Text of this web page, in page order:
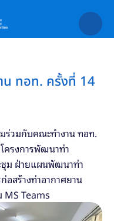
น ทอท. ครั้งที่ 14
ร่วมกับคณะทำงาน ทอท.
ครงการพัฒนาท่า
ชุม ฝ่ายแผนพัฒนาท่า
อสร้างท่าอากาศยาน
MS Teams